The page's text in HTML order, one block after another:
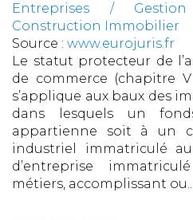
Entreprises /
Construction Immobilier
Source : www.eurojuris.fr
Le statut protecteur de
de commerce (chapitre
s’applique aux baux des
dans lesquels un
appartienne soit à un
industriel immatriculé
d’entreprise
métiers, accomplissant ou...